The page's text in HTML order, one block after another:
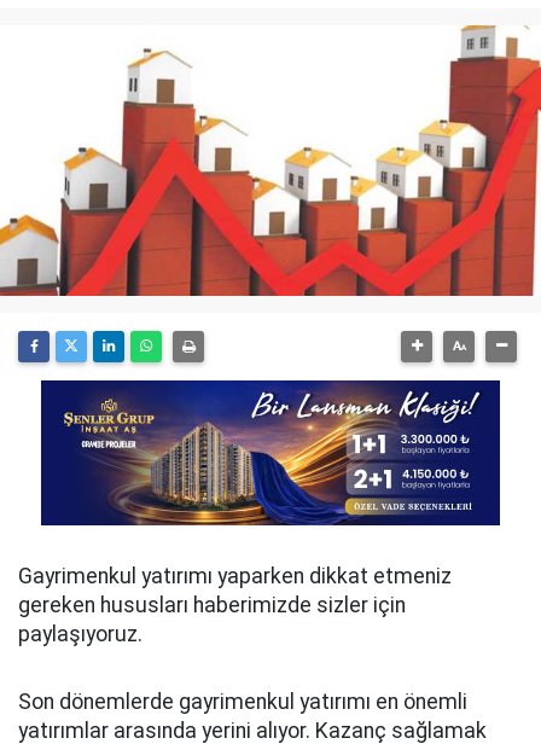
Gayrimenkul yatırımı yaparken dikkat etmeniz
gereken hususları haberimizde sizler için
paylaşıyoruz.
Son dönemlerde gayrimenkul yatırımı en önemli
yatırımlar arasında yerini alıyor. Kazanç sağlamak